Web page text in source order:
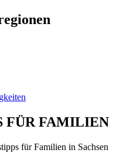
FÜR FAMILIEN
für Familien in Sachsen